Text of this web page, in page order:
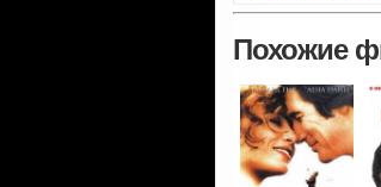
Похожие